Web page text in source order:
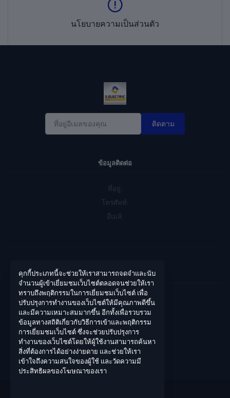
นโยบายความเป็นส่วนตัว
ติดตาม
ข้อมูลติดต่อ
ที่อยู่:
โทรศัพท์:
อีเมล์:
บัญชีของฉัน
เข้าสู่ระบบ
ประวัติการสั่งซื้อ
สิ่งที่อยากได้ของฉัน
ติดตามการสั่งซื้อ
คุกกี้ประเภทนี้จะช่วยให้เราสามารถจดจำและนับ
จำนวนผู้เข้าเยี่ยมชมเว็บไซต์ตลอดจนช่วยให้เรา
ทราบถึงพฤติกรรมในการเยี่ยมชมเว็บไซต์ เพื่อ
ปรับปรุงการทำงานของเว็บไซต์ให้มีคุณภาพดีขึ้น
และมีความเหมาะสมมากขึ้น อีกทั้งเพื่อรวบรวม
ข้อมูลทางสถิติเกี่ยวกับวิธีการเข้าและพฤติกรรม
การเยี่ยมชมเว็บไซต์ ซึ่งจะช่วยปรับปรุงการ
ทำงานของเว็บไซต์โดยให้ผู้ใช้งานสามารถค้นหา
สิ่งที่ต้องการได้อย่างง่ายดาย และช่วยให้เรา
เข้าใจถึงความสนใจของผู้ใช้ และวัดความมี
ประสิทธิผลของโฆษณาของเรา